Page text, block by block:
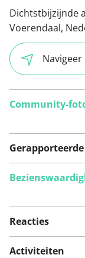
Dichtstbijzijnde
Voerendaal,
Community-
Bekijk
Reacties
Activiteiten